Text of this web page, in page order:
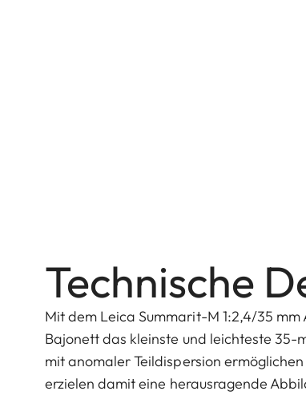
Technische
Mit dem Leica Summarit-M 1:2,4/35
Bajonett das kleinste und leichteste 35-
mit anomaler Teildispersion
erzielen damit eine herausragende